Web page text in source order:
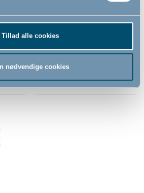
Tillad alle cookies
nødvendige cookies